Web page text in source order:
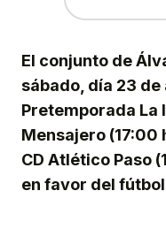
El conjunto de
sábado, día 23 de
Pretemporada La
Mensajero (17:00
CD Atlético Paso
en favor del